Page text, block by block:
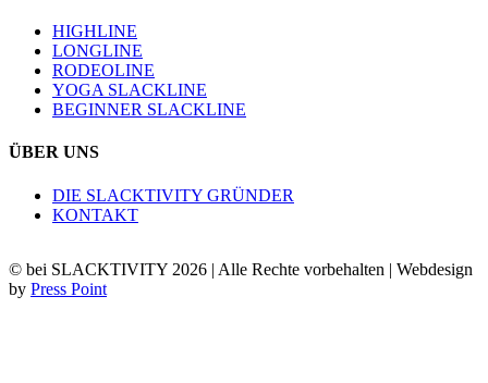
HIGHLINE
LONGLINE
RODEOLINE
YOGA SLACKLINE
BEGINNER SLACKLINE
ÜBER UNS
DIE SLACKTIVITY GRÜNDER
KONTAKT
© bei SLACKTIVITY 2026 | Alle Rechte vorbehalten | Webdesign
by Press Point